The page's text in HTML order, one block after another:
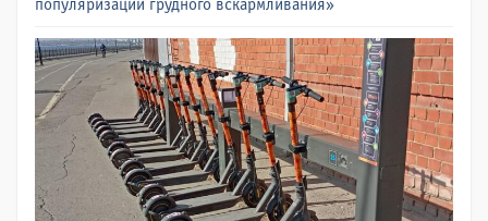
популяризации грудного вскармливания»